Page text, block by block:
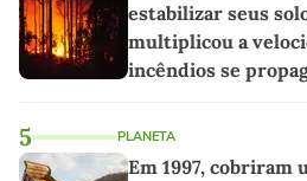
estabilizar seus
multiplicou a
incêndios se
5 PLANETA
Em 1997, cobriram